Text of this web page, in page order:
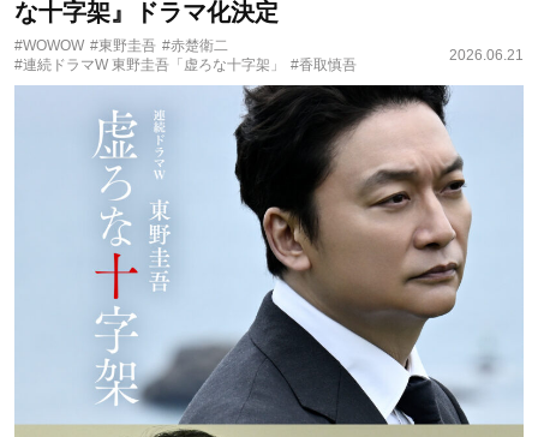
な十字架』ドラマ化決定
#WOWOW #東野圭吾 #赤楚衛二
#連続ドラマW 東野圭吾「虚ろな十字架」
#香取慎吾
2026.06.21